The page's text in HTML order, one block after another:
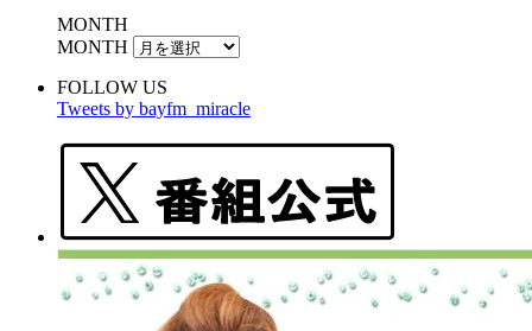
MONTH
MONTH
FOLLOW US
Tweets by bayfm_miracle